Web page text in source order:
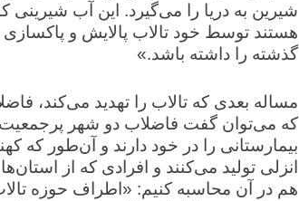
شیرین به دریا را می‌گیرد. این آب شیرینی
هستند توسط خود تالاب پالایش و پاکسازی
گذشته را داشته باشد.»
مساله بعدی که تالاب را تهدید می‌کند،
که می‌توان گفت فاضلاب دو شهر پرجمعیت
بیمارستانی را در خود دارند و آن‌طور که
انزلی تولید می‌کنند و افرادی که از
هم در آن محاسبه کنیم: «اطراف حوزه